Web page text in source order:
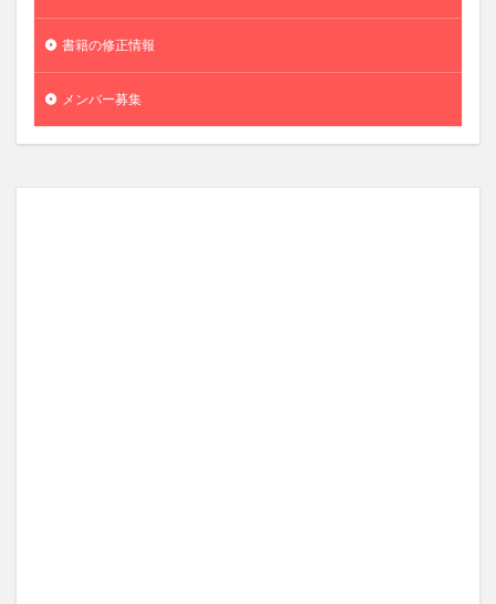
書籍の修正情報
メンバー募集